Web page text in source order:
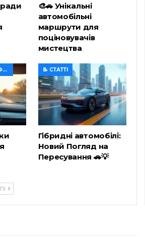
🎨🚗 Унікальні
автомобільні
маршрути для
поціновувачів
мистецтва
🛡️ БЕЗПЕКА ТА КОМФОРТ 📝 СТАТТІ
Гібридні автомобілі:
Новий Погляд на
Пересування 🚗💡